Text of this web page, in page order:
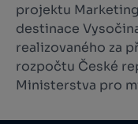
projektu
destinace
realizovaného za
rozpočtu České
Ministerstva pro